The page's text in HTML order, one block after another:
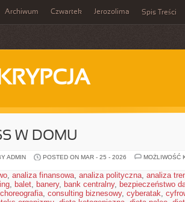
Archiwum Czwartek Jerozolima Spis Treści
W DOMU
ADMIN POSTED ON MAR - 25 - 2026
MOŻLIWOŚĆ
, analiza finansowa, analiza polityczna, analiza
, balet, banery, bank centralny, bezpieczeństwo
choreografia, consulting biznesowy, cyberatak,